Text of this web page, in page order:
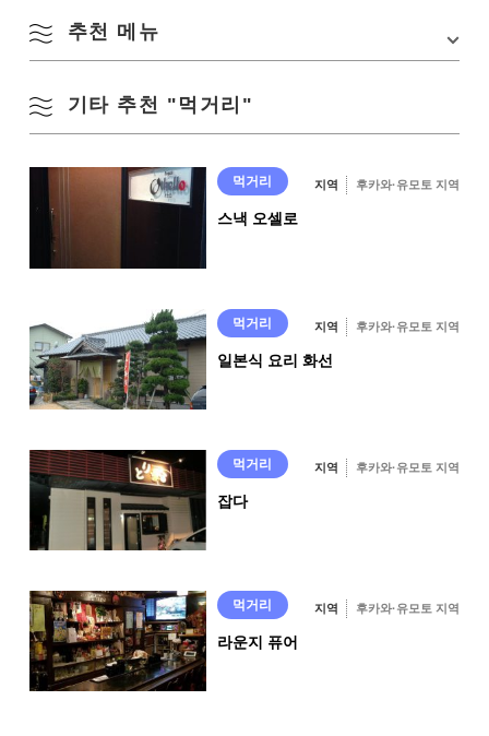
공식 SNS 계정 Instagram Facebook
수용 인원
TEL:
0837-25-4004
추천 메뉴
수제 고르곤 졸라 치즈 케
이크
기타 추천 "먹거리"
먹거리 지역 후카와·유모토 지역
스낵 오셀로
먹거리 지역 후카와·유모토 지역
일본식 요리 화선
먹거리 지역 후카와·유모토 지역
잡다
먹거리 지역 후카와·유모토 지역
라운지 퓨어